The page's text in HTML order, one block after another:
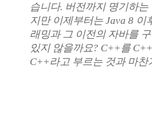
습니다. 버전까지 명기하
지만 이제부터는 Java 8 이
래밍과 그 이전의 자바를
있지 않을까요? C++를
C++라고 부르는 것과 마찬